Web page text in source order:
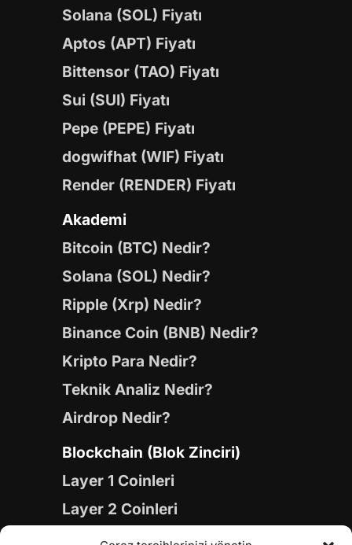
Solana (SOL) Fiyatı
Aptos (APT) Fiyatı
Bittensor (TAO) Fiyatı
Sui (SUI) Fiyatı
Pepe (PEPE) Fiyatı
dogwifhat (WIF) Fiyatı
Render (RENDER) Fiyatı
Akademi
Bitcoin (BTC) Nedir?
Solana (SOL) Nedir?
Ripple (Xrp) Nedir?
Binance Coin (BNB) Nedir?
Kripto Para Nedir?
Teknik Analiz Nedir?
Airdrop Nedir?
Blockchain (Blok Zinciri)
Layer 1 Coinleri
Layer 2 Coinleri
Yapay Zeka (AI) Coinleri